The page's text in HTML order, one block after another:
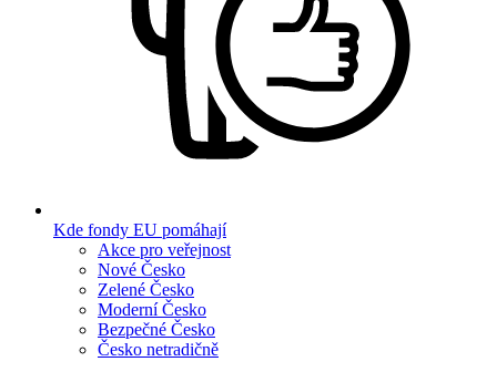
Kde fondy EU pomáhají
Akce pro veřejnost
Nové Česko
Zelené Česko
Moderní Česko
Bezpečné Česko
Česko netradičně